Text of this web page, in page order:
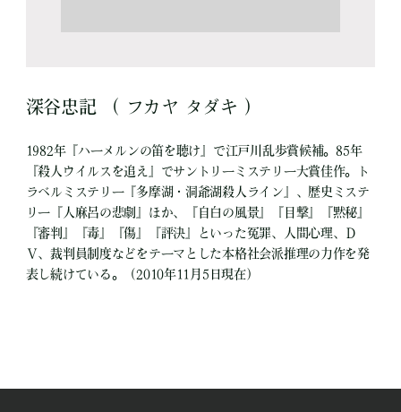
深谷忠記 （ フカヤ タダキ ）
1982年『ハーメルンの笛を聴け』で江戸川乱歩賞候補。85年
『殺人ウイルスを追え』でサントリーミステリー大賞佳作。ト
ラベルミステリー『多摩湖・洞爺湖殺人ライン』、歴史ミステ
リー『人麻呂の悲劇』ほか、『自白の風景』『目撃』『黙秘』
『審判』『毒』『傷』『評決』といった冤罪、人間心理、Ｄ
Ｖ、裁判員制度などをテーマとした本格社会派推理の力作を発
表し続けている。（2010年11月5日現在）